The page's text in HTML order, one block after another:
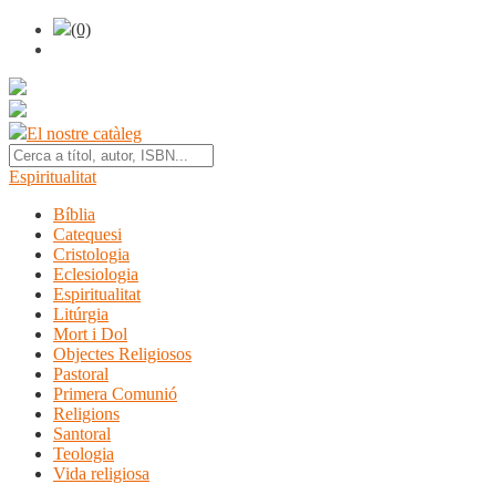
(0)
El nostre catàleg
Espiritualitat
Bíblia
Catequesi
Cristologia
Eclesiologia
Espiritualitat
Litúrgia
Mort i Dol
Objectes Religiosos
Pastoral
Primera Comunió
Religions
Santoral
Teologia
Vida religiosa